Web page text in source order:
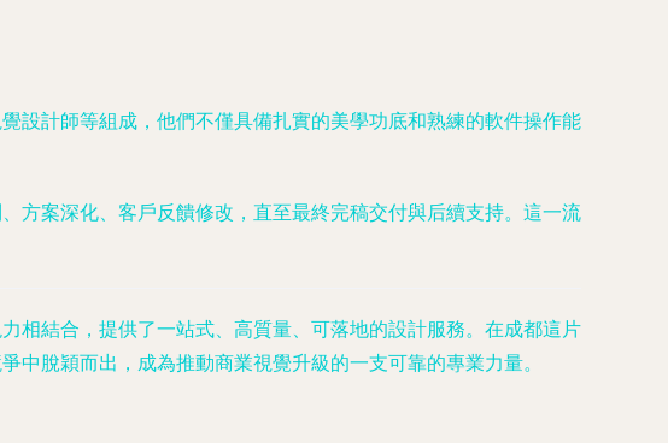
設計師等組成，他們不僅具備扎實的美學功底和熟練的軟件操作能
方案深化、客戶反饋修改，直至最終完稿交付與后續支持。這一流
相結合，提供了一站式、高質量、可落地的設計服務。在成都這片
脫穎而出，成為推動商業視覺升級的一支可靠的專業力量。